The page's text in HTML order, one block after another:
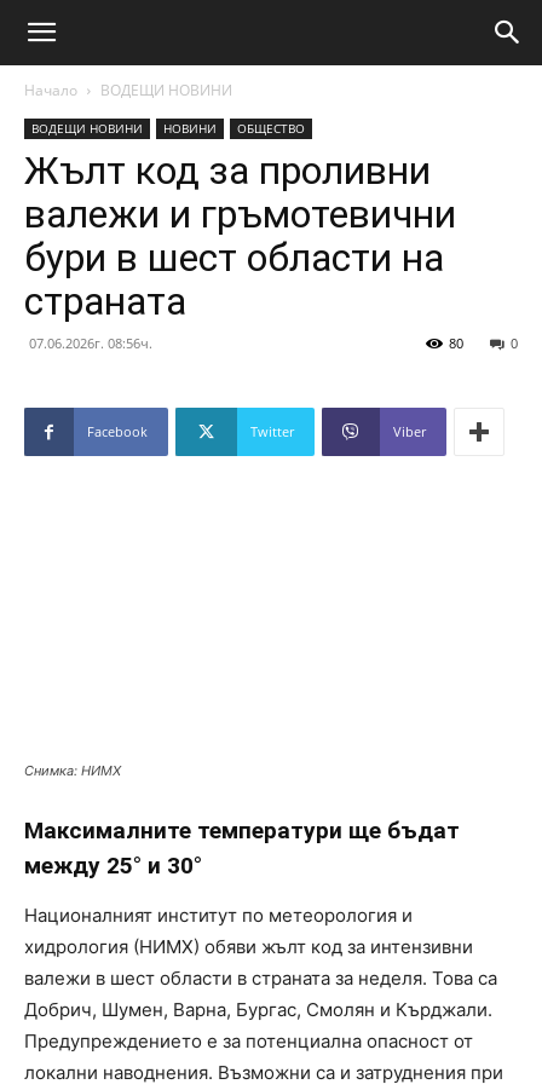
Начало ВОДЕЩИ НОВИНИ
ВОДЕЩИ НОВИНИ НОВИНИ ОБЩЕСТВО
Жълт код за проливни
валежи и гръмотевични
бури в шест области на
страната
07.06.2026г. 08:56ч. 0
80
Facebook Twitter Viber
Снимка: НИМХ
Максималните температури ще бъдат
между 25° и 30°
Националният институт по метеорология и
хидрология (НИМХ) обяви жълт код за интензивни
валежи в шест области в страната за неделя. Това са
Добрич, Шумен, Варна, Бургас, Смолян и Кърджали.
Предупреждението е за потенциална опасност от
локални наводнения. Възможни са и затруднения при